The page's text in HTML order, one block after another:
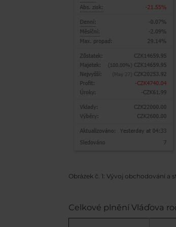
Obrázek č. 1: Vývoj obchodování a
Celkové plnění Vláďova